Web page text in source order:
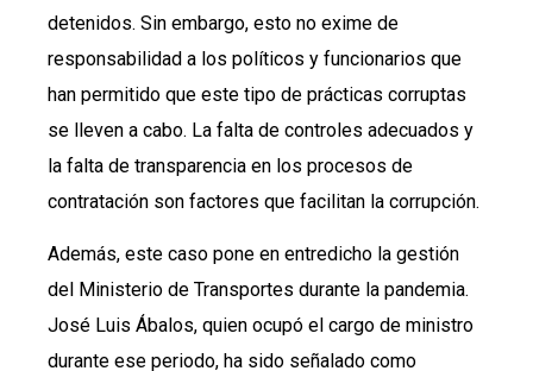
detenidos. Sin embargo, esto no exime de
responsabilidad a los políticos y funcionarios que
han permitido que este tipo de prácticas corruptas
se lleven a cabo. La falta de controles adecuados y
la falta de transparencia en los procesos de
contratación son factores que facilitan la corrupción.
Además, este caso pone en entredicho la gestión
del Ministerio de Transportes durante la pandemia.
José Luis Ábalos, quien ocupó el cargo de ministro
durante ese periodo, ha sido señalado como